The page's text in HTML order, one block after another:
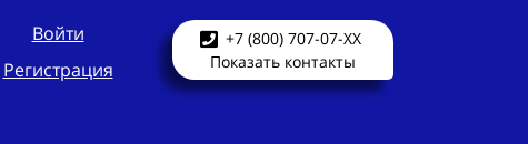
Войти
Регистрация
+7 (800) 707-07-XX
Показать контакты